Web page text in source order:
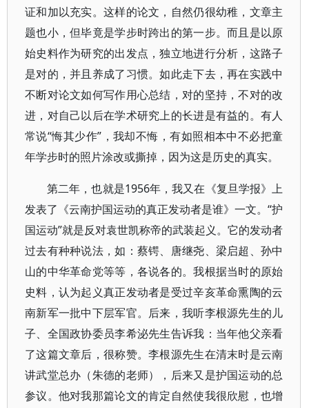
证和加以充实。这样的论文，自然仍很幼稚，文章主
题也小，但毕竟是学步时跨出的第一步。而且是以原
始史料作为研究的出发点，独立地进行分析，这路子
是对的，并且养成了习惯。如此走下去，再在实践中
不断对论文如何写作用心总结，对的坚持，不对的改
进，对自己以后在学术研究上的长进是有益的。有人
常说“悔其少作”，我却不悔，有如照相本中不必把童
年学步时的照片涂改或撕掉，因为这是历史的真实。
第二年，也就是1956年，我又在《复旦学报》上
发表了《云南护国运动的真正发动者是谁》一文。“护
国运动”就是反对袁世凯称帝的武装起义。它的发动者
过去有种种说法，如：蔡锷、唐继尧、梁启超、孙中
山的中华革命党等等，各说各的。我根据当时的原始
史料，认为起义真正发动者是受过辛亥革命熏陶的云
南新军一批中下层军官。后来，我听李根源先生的儿
子、全国政协委员李希泌先生告诉我：当年他父亲看
了这篇文章后，很称赞。李根源先生在清末时是云南
讲武堂总办（朱德的老师），后来又是护国运动的总
参议。他对我那篇论文的肯定自然使我很欣慰，也增